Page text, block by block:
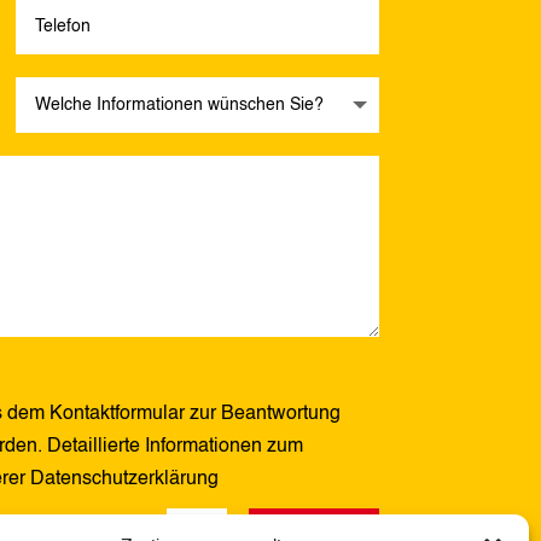
Kontaktformular zur Beantwortung
Detaillierte Informationen zum
Datenschutzerklärung
12 + 5 = Senden